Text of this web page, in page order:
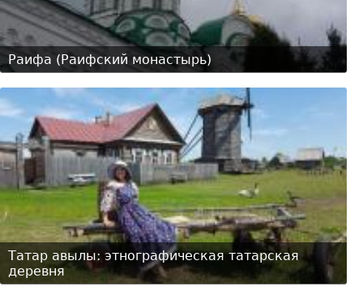
Раифа (Раифский монастырь)
Татар авылы: этнографическая татарская
деревня